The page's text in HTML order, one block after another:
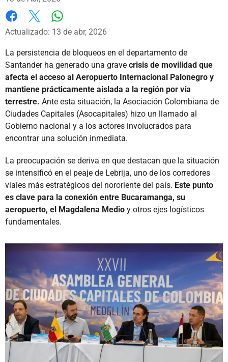
Facebook
X
Actualizado: 13 de abr, 2026
La persistencia de bloqueos en el departamento de
Santander ha generado una grave crisis de movilidad que
afecta el acceso al Aeropuerto Internacional Palonegro y
mantiene prácticamente aislada a la región por vía
terrestre. Ante esta situación, la Asociación Colombiana de
Ciudades Capitales (Asocapitales) hizo un llamado al
Gobierno nacional y a los actores involucrados para
encontrar una solución inmediata.
La preocupación se deriva en que destacan que la situación
se intensificó en el peaje de Lebrija, uno de los corredores
viales más estratégicos del nororiente del país. Este punto
es clave para la conexión entre Bucaramanga, su
aeropuerto, el Magdalena Medio y otros ejes logísticos
fundamentales.